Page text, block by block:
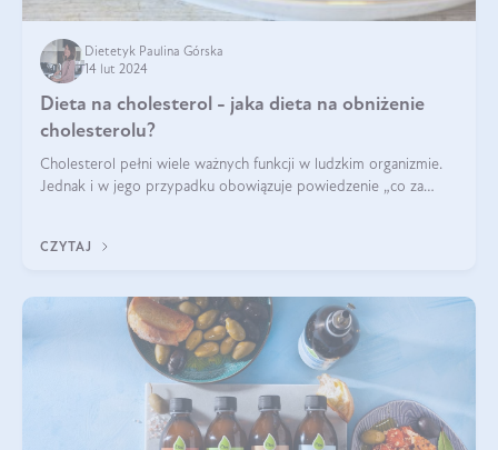
Dietetyk Paulina Górska
14 lut 2024
Dieta na cholesterol - jaka dieta na obniżenie
cholesterolu?
Cholesterol pełni wiele ważnych funkcji w ludzkim organizmie.
Jednak i w jego przypadku obowiązuje powiedzenie „co za
CZYTAJ